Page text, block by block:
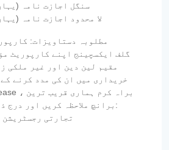
1. سنگل اجازت نامہ
2. لا محدود اجازت نامہ
مطلوبہ دستاویزات:
گلف ایکسچینج اپنے کارپوریٹ
مقیم لین دین اور غیر ملکی
خریداری میں ان کی مدد کرنے
برانچ ملاحظہ کریں اور درج ذیل دستاویزات لائیں:
- تجارتی